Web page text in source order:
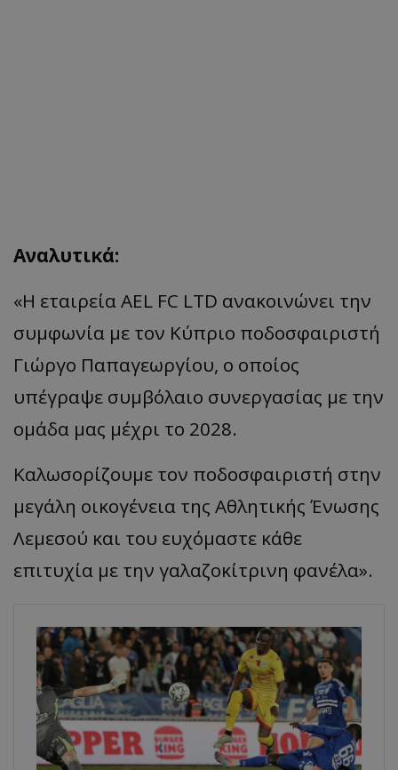
Αναλυτικά:
«Η εταιρεία AEL FC LTD ανακοινώνει την
συμφωνία με τον Κύπριο ποδοσφαιριστή
Γιώργο Παπαγεωργίου, ο οποίος
υπέγραψε συμβόλαιο συνεργασίας με την
ομάδα μας μέχρι το 2028.
Καλωσορίζουμε τον ποδοσφαιριστή στην
μεγάλη οικογένεια της Αθλητικής Ένωσης
Λεμεσού και του ευχόμαστε κάθε
επιτυχία με την γαλαζοκίτρινη φανέλα».